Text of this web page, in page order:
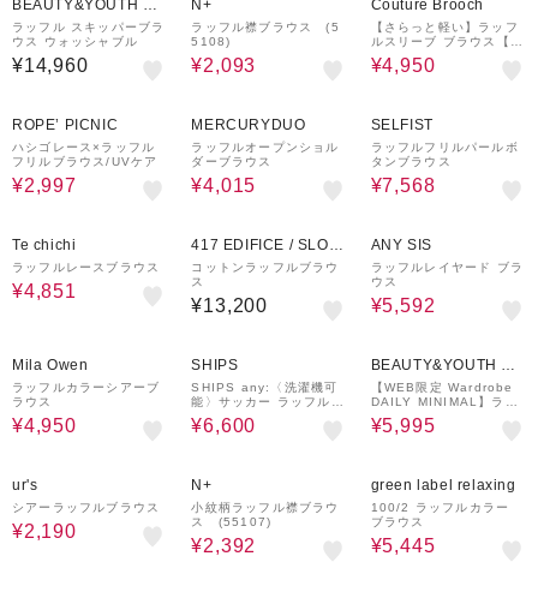
BEAUTY&YOUTH UN
ITED ARROWS
ラッフル スキッパーブラ
ウス ウォッシャブル
¥14,960
N+
ラッフル襟ブラウス (5
5108)
¥2,093
Couture Brooch
【さらっと軽い】ラッフ
ルスリーブ ブラウス【洗
濯機可】
¥4,950
ROPE’ PICNIC
ハシゴレース×ラッフル
フリルブラウス/UVケア
¥2,997
MERCURYDUO
ラッフルオープンショル
ダーブラウス
¥4,015
SELFIST
ラッフルフリルパールボ
タンブラウス
¥7,568
Te chichi
ラッフルレースブラウス
¥4,851
417 EDIFICE / SLOB
E IENA
コットンラッフルブラウ
ス
¥13,200
ANY SIS
ラッフルレイヤード ブラ
ウス
¥5,592
Mila Owen
ラッフルカラーシアーブ
ラウス
¥4,950
SHIPS
SHIPS any:〈洗濯機可
能〉サッカー ラッフル
カラー ノースリーブ ブ
ラウス
¥6,600
BEAUTY&YOUTH UN
ITED ARROWS
【WEB限定 Wardrobe
DAILY MINIMAL】ラッ
フル Vネックブラウス ウ
ォッシャブル
¥5,995
ur's
シアーラッフルブラウス
¥2,190
N+
小紋柄ラッフル襟ブラウ
ス (55107)
¥2,392
green label relaxing
100/2 ラッフルカラー
ブラウス
¥5,445